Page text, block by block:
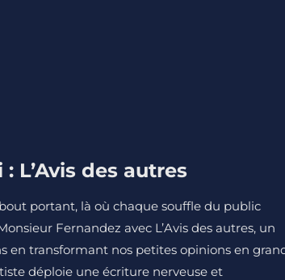
L’Avis des autres
portant, là où chaque souffle du public
Fernandez avec L’Avis des autres, un
en transformant nos petites opinions en
déploie une écriture nerveuse et